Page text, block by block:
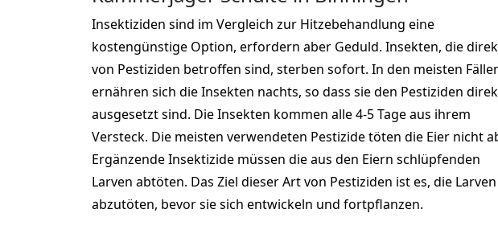
Insektiziden sind im Vergleich zur Hitzebehandlung eine
kostengünstige Option, erfordern aber Geduld. Insekten, die
von Pestiziden betroffen sind, sterben sofort. In den meisten
ernähren sich die Insekten nachts, so dass sie den Pestiziden
ausgesetzt sind. Die Insekten kommen alle 4-5 Tage aus ihrem
Versteck. Die meisten verwendeten Pestizide töten die Eier nicht
Ergänzende Insektizide müssen die aus den Eiern schlüpfenden
Larven abtöten. Das Ziel dieser Art von Pestiziden ist es, die Larven
abzutöten, bevor sie sich entwickeln und fortpflanzen.